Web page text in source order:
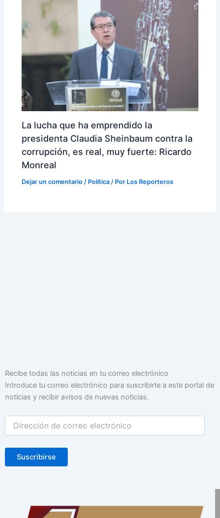
La lucha que ha emprendido la
presidenta Claudia Sheinbaum contra la
corrupción, es real, muy fuerte: Ricardo
Monreal
Dejar un comentario / Política / Por Los Reporteros
Recibe todas las noticias en tu correo electrónico
Introduce tu correo electrónico para suscribirte a este portal de
noticias y recibir avisos de nuevas noticias.
Dirección
de
electrónico
Suscribirse